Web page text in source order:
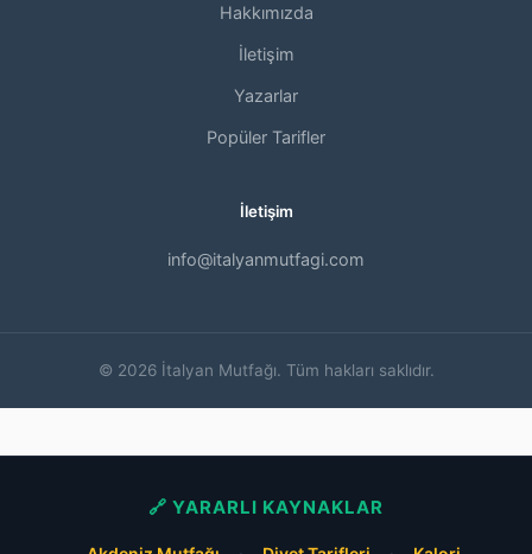
Hakkımızda
İletişim
Yazarlar
Popüler Tarifler
İletişim
info@italyanmutfagi.com
© 2026 İtalyan Mutfağı. Tüm hakları saklıdır.
🔗 YARARLI KAYNAKLAR